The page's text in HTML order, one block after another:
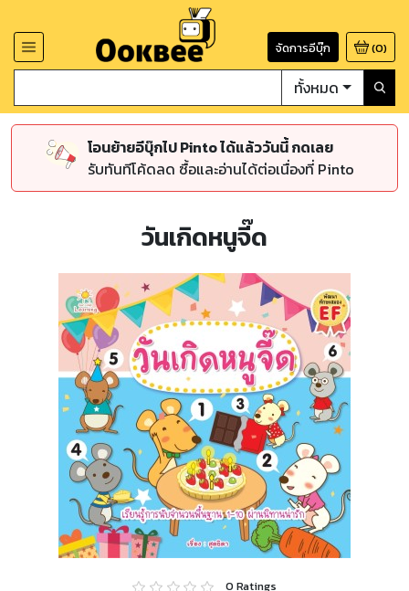
จัดการอีบุ๊ก (0)
ทั้งหมด
โอนย้ายอีบุ๊กไป Pinto ได้แล้ววันนี้ กดเลย
รับทันทีโค้ดลด ซื้อและอ่านได้ต่อเนื่องที่ Pinto
วันเกิดหนูจี๊ด
0 Ratings